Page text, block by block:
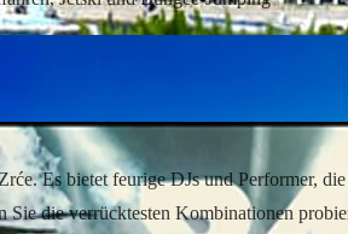
Es bietet feurige DJs und Performer,
Sie die verrücktesten Kombinationen